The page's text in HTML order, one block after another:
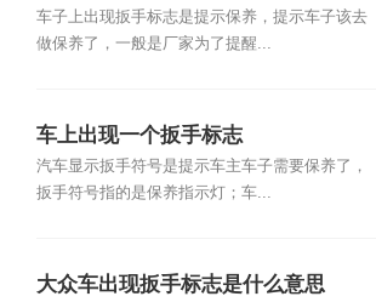
车子上出现扳手标志是提示保养，提示车子该去
做保养了，一般是厂家为了提醒...
车上出现一个扳手标志
汽车显示扳手符号是提示车主车子需要保养了，
扳手符号指的是保养指示灯；车...
大众车出现扳手标志是什么意思